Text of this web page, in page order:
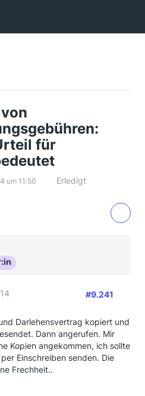
für
um 11:50 Erledigt
#9.241
Darlehensvertrag kopiert und
Dann angerufen. Mir
Kopien angekommen, ich sollte
Einschreiben senden. Die
Frechheit..